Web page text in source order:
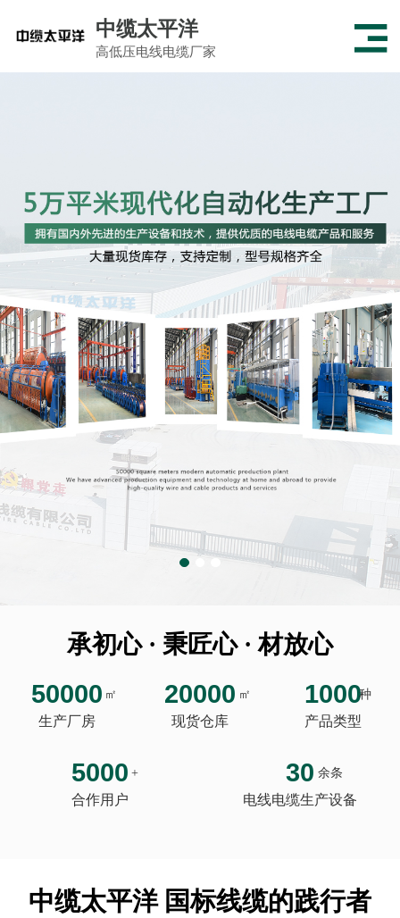
中缆太平洋
高低压电线电缆厂家
承初心 · 秉匠心 · 材放心
50000 ㎡
生产厂房
20000 ㎡
现货仓库
1000种
产品类型
5000 +
合作用户
30 余条
电线电缆生产设备
中缆太平洋 国标线缆的践行者